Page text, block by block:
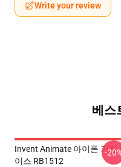
Write your review
베스
Invent Animate 아이폰 거친
이스 RB1512
-